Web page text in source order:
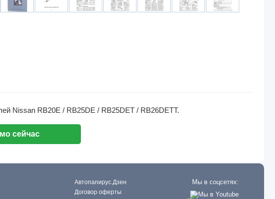
Nissan RB20E / RB25DE / RB25DET / RB26DETT.
сейчас
Автопапирус.Дзен
Договор оферты
Мы в соцсетях: